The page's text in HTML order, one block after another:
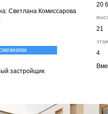
20
21
4
Светлана Комиссарова
застройщик